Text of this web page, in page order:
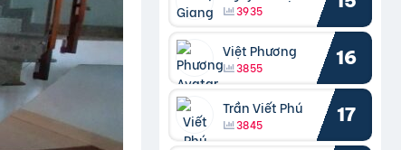
3935
Việt Phương
3855 16
Trần Viết Phú
3845 17